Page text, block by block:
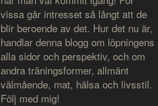
vissa går intresset så långt att de
blir beroende av det. Hur det nu är,
handlar denna blogg om löpningens
alla sidor och perspektiv, och om
andra träningsformer, allmänt
välmående, mat, hälsa och livsstil.
Följ med mig!